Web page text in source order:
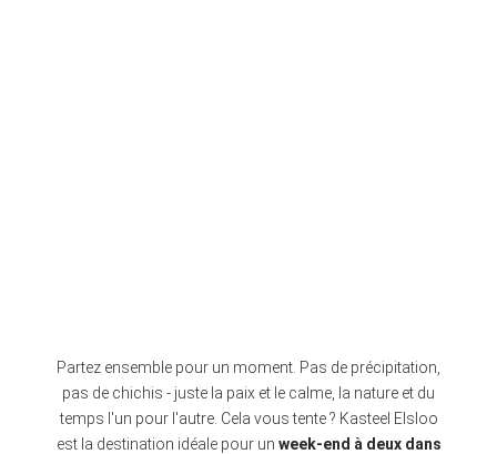
Partez ensemble pour un moment. Pas de précipitation,
pas de chichis - juste la paix et le calme, la nature et du
temps l'un pour l'autre. Cela vous tente ? Kasteel Elsloo
est la destination idéale pour un week-end à deux dans